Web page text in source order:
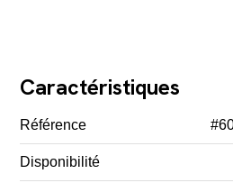
Caractéristiques
Référence
Disponibilité